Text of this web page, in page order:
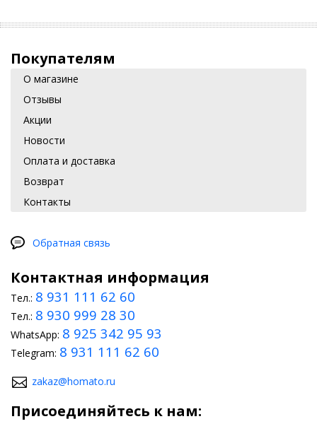
Покупателям
О магазине
Отзывы
Акции
Новости
Оплата и доставка
Возврат
Контакты
Обратная связь
Контактная информация
Тел.: 8 931 111 62 60
Тел.: 8 930 999 28 30
WhatsApp: 8 925 342 95 93
Telegram: 8 931 111 62 60
zakaz@homato.ru
Присоединяйтесь к нам: